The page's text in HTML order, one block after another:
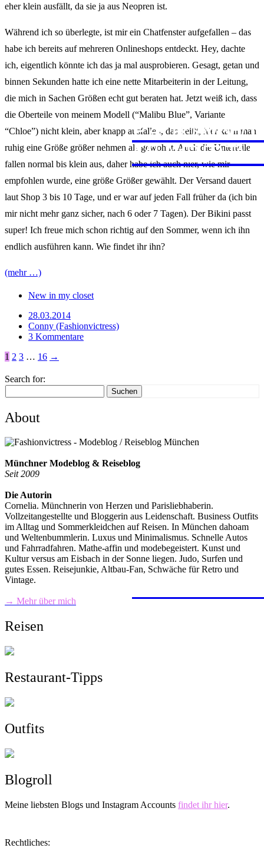
JAPAN
eher klein ausfällt, da sie ja aus Neopren ist.
Während ich so überlegte, ist mir ein Chatfenster aufgefallen – das
habe ich bereits auf mehreren Onlineshops entdeckt. Hey, dachte
ich, eigentlich könnte ich das ja mal ausprobieren. Gesagt, getan und
binnen Sekunden hatte ich eine nette Mitarbeiterin in der Leitung,
die mich in Sachen Größen echt gut beraten hat. Jetzt weiß ich, dass
die Oberteile von meinem Modell (“Malibu Blue”, Variante
“Chloe”) nicht klein, aber knapp ausfallen, das heißt, hier kann man
ruhig eine Größe größer nehmen als gewohnt. Auch die Unterteile
fallen normal bis klein aus, daher habe ich auch hier, wie mir
empfohlen wurde, eine größe Größer gewählt. Der Versand dauert
laut Shop 3 bis 10 Tage, und er war auf jeden Fall früher da (ich bin
mir nicht mehr ganz sicher, nach 6 oder 7 Tagen). Der Bikini passt
super! Ich freue mich schon richtig auf den Sommer, wenn ich ihn
endlich ausführen kann. Wie findet ihr ihn?
(mehr …)
New in my closet
28.03.2014
Conny (Fashionvictress)
3 Kommentare
1 2 3 … 16 →
Search for:
Suchen
About
Münchner Modeblog & Reiseblog
Seit 2009
Die Autorin
Cornelia. Münchnerin von Herzen und Parisliebhaberin.
Vollzeitangestellte und Bloggerin aus Leidenschaft. Business Outfits
im Alltag und Sommerkleidchen auf Reisen. In München dahoam
und Weltenbummlerin. Luxus und Minimalismus. Schnelle Autos
und Fahrradfahren. Mathe-affin und modebegeistert. Kunst und
Kultur versus am Eisbach in der Sonne liegen. Judo, Surfen und
gutes Essen. Reisejunkie, Altbau-Fan, Schwäche für Retro und
Vintage.
→ Mehr über mich
Reisen
Restaurant-Tipps
Outfits
Blogroll
Meine liebsten Blogs und Instagram Accounts findet ihr hier.
Rechtliches: